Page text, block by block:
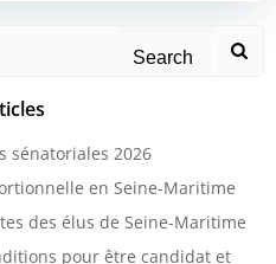
sénatoriales 2026
en Seine-Maritime
des élus de Seine-Maritime
pour être candidat et